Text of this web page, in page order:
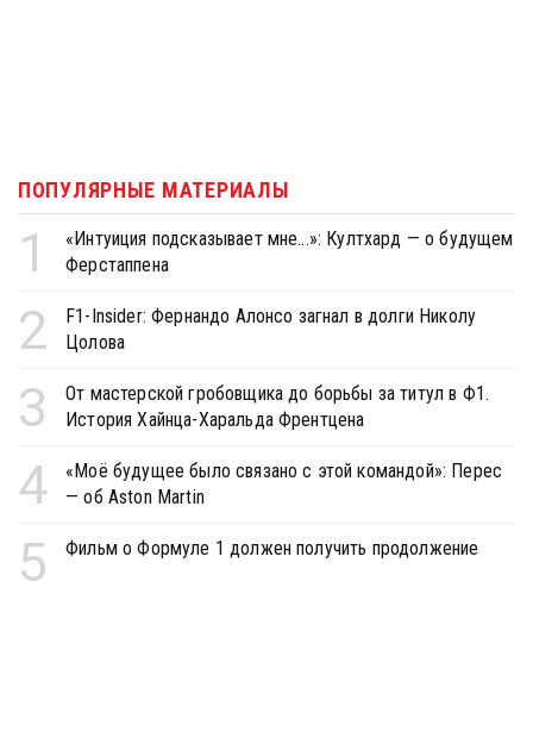
ПОПУЛЯРНЫЕ МАТЕРИАЛЫ
1
«Интуиция подсказывает мне...»: Култхард — о будущем
Ферстаппена
2
F1-Insider: Фернандо Алонсо загнал в долги Николу
Цолова
3
От мастерской гробовщика до борьбы за титул в Ф1.
История Хайнца-Харальда Френтцена
4
«Моё будущее было связано с этой командой»: Перес
— об Aston Martin
5 Фильм о Формуле 1 должен получить продолжение